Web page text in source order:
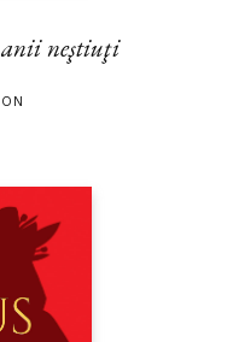
neştiuţi